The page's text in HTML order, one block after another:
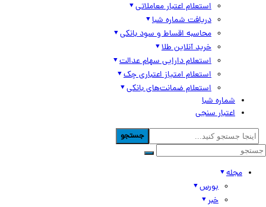
استعلام اعتبار معاملاتی
دریافت شماره شبا
محاسبه اقساط و سود بانکی
خرید آنلاین طلا
استعلام دارایی سهام عدالت
استعلام امتیاز اعتباری چک
استعلام ضمانت‌های بانکی
شماره شبا
اعتبار سنجی
جستجو
مجله
بورس
خبر